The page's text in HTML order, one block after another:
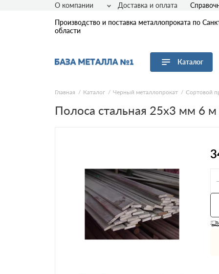
Производство и поставка металлопроката по
области
Каталог
Перейти в каталог
Арматура
Фасонный прокат
Оцинкованный прокат
Рулонная сталь
Винтовые сваи
Профнастил
Евроштакетник
О компании Доставка и оплата
Главная Каталог Черный металлопрокат Сортовой
Полоса стальная 25х3 мм 6 м